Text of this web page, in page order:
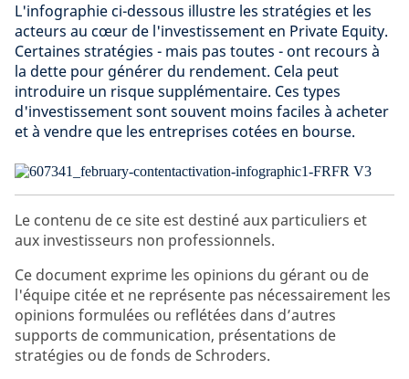
L'infographie ci-dessous illustre les stratégies et les
acteurs au cœur de l'investissement en Private Equity.
Certaines stratégies - mais pas toutes - ont recours à
la dette pour générer du rendement. Cela peut
introduire un risque supplémentaire. Ces types
d'investissement sont souvent moins faciles à acheter
et à vendre que les entreprises cotées en bourse.
Le contenu de ce site est destiné aux particuliers et
aux investisseurs non professionnels.
Ce document exprime les opinions du gérant ou de
l'équipe citée et ne représente pas nécessairement les
opinions formulées ou reflétées dans d’autres
supports de communication, présentations de
stratégies ou de fonds de Schroders.